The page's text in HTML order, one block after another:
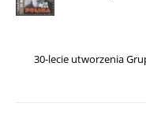
30-lecie utworzenia